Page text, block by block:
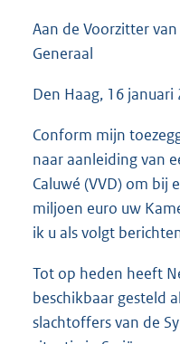
Aan de Voorzitter
Generaal
Den Haag, 16 januari
Conform mijn
naar aanleiding van
Caluwé (VVD) om bij
miljoen euro uw
ik u als volgt
Tot op heden heeft
beschikbaar gesteld
slachtoffers van de